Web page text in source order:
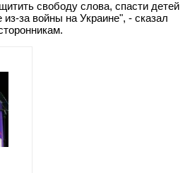
свободу слова, спасти детей
за войны на Украине", - сказал